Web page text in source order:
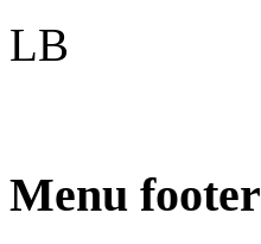
LB
Menu footer